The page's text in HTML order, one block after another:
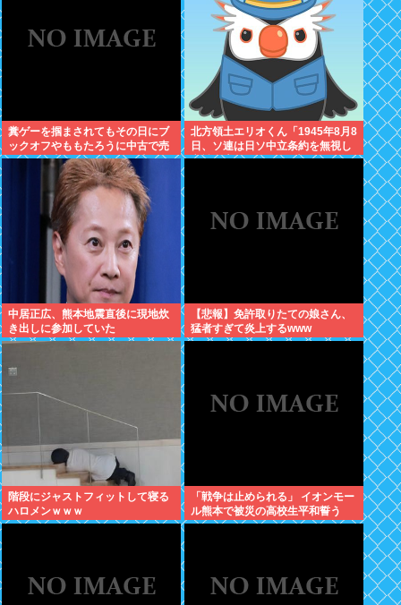
糞ゲーを掴まされてもその日にブ
ックオフやももたろうに中古で売
りつける事ができなくなる時代に
北方領土エリオくん「1945年8月8
日、ソ連は日ソ中立条約を無視し
宣戦布告、翌9日に日本への侵攻
中居正広、熊本地震直後に現地炊
き出しに参加していた
【悲報】免許取りたての娘さん、
猛者すぎて炎上するwww
階段にジャストフィットして寝る
ハロメンｗｗｗ
「戦争は止められる」 イオンモー
ル熊本で被災の高校生平和誓う